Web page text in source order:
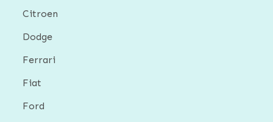
Citroen
Dodge
Ferrari
Fiat
Ford